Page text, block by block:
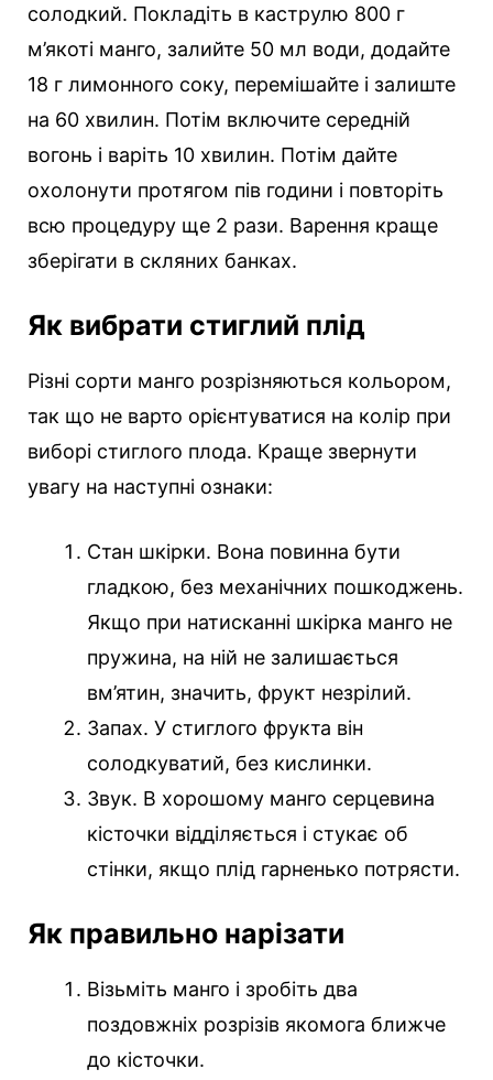
солодкий. Покладіть в каструлю 800 г
м’якоті манго, залийте 50 мл води, додайте
18 г лимонного соку, перемішайте і залиште
на 60 хвилин. Потім включите середній
вогонь і варіть 10 хвилин. Потім дайте
охолонути протягом пів години і повторіть
всю процедуру ще 2 рази. Варення краще
зберігати в скляних банках.
Як вибрати стиглий плід
Різні сорти манго розрізняються кольором,
так що не варто орієнтуватися на колір при
виборі стиглого плода. Краще звернути
увагу на наступні ознаки:
Стан шкірки. Вона повинна бути
гладкою, без механічних пошкоджень.
Якщо при натисканні шкірка манго не
пружина, на ній не залишається
вм’ятин, значить, фрукт незрілий.
Запах. У стиглого фрукта він
солодкуватий, без кислинки.
Звук. В хорошому манго серцевина
кісточки відділяється і стукає об
стінки, якщо плід гарненько потрясти.
Як правильно нарізати
Візьміть манго і зробіть два
поздовжніх розрізів якомога ближче
до кісточки.